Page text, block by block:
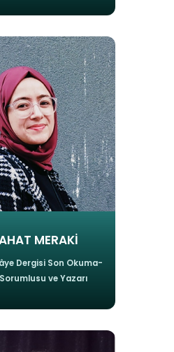
MERAKİ
Dergisi Son Okuma-
ve Yazarı